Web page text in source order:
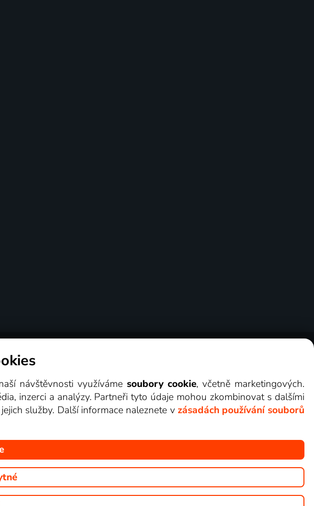
TV stanic, které můžete sledovat v Lepší.TV.
návštěvnosti využívámesoubory cookie, včetně marketingových.
inzerci a analýzy. Partneři tyto údaje mohou zkombinovat s dalšími
služby. Další informace naleznete v zásadách používání souborů